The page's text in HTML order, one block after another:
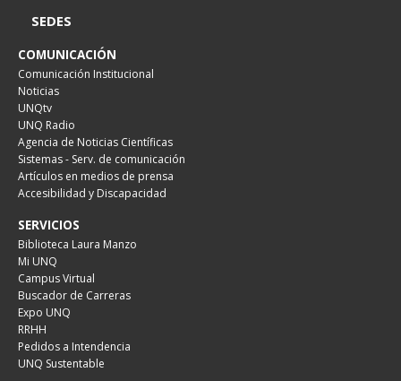
SEDES
COMUNICACIÓN
Comunicación Institucional
Noticias
UNQtv
UNQ Radio
Agencia de Noticias Científicas
Sistemas - Serv. de comunicación
Artículos en medios de prensa
Accesibilidad y Discapacidad
SERVICIOS
Biblioteca Laura Manzo
Mi UNQ
Campus Virtual
Buscador de Carreras
Expo UNQ
RRHH
Pedidos a Intendencia
UNQ Sustentable